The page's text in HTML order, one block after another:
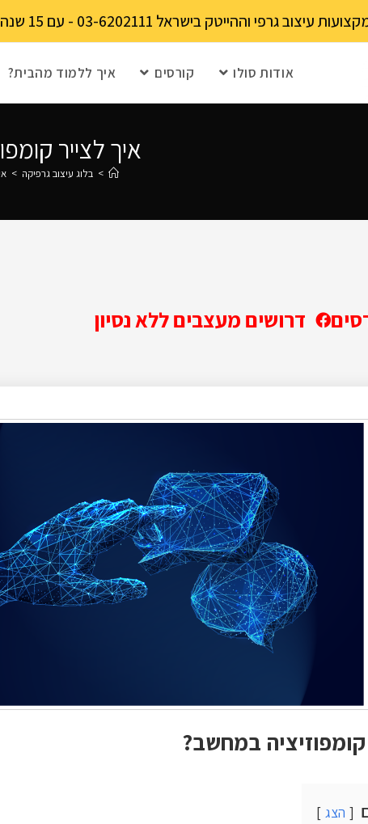
03-6202111 - עם 15 שנה ותק! נא לבדוק עם בית הספר את מועד ההרשמה הקרוב – מספר מקומות מוגבל!
אודות סולו קורסים איך ללמוד מהבית?
איך לצייר
> בלוג עיצוב גרפיקה >
דרושים מעצבים ללא נסיון
קומפוזיציה במחשב?
הצג